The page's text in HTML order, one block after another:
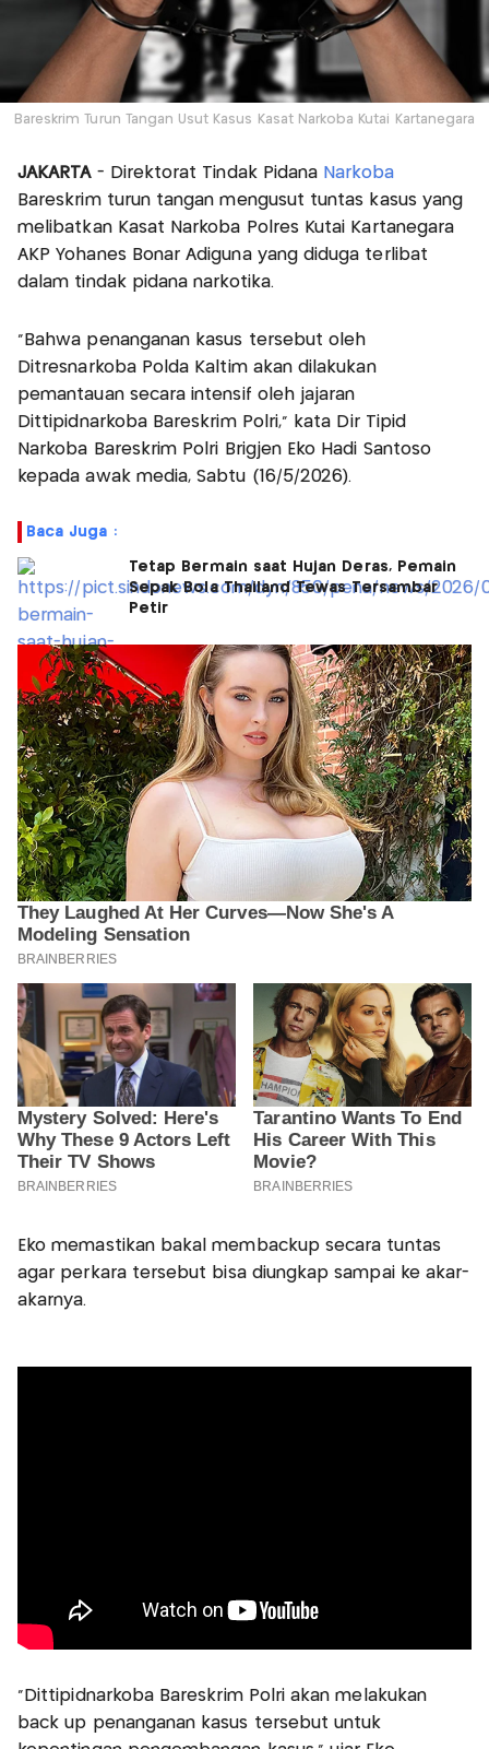
Bareskrim Turun Tangan Usut Kasus Kasat Narkoba Kutai Kartanegara
JAKARTA - Direktorat Tindak Pidana Narkoba
Bareskrim turun tangan mengusut tuntas kasus yang
melibatkan Kasat Narkoba Polres Kutai Kartanegara
AKP Yohanes Bonar Adiguna yang diduga terlibat
dalam tindak pidana narkotika.
"Bahwa penanganan kasus tersebut oleh
Ditresnarkoba Polda Kaltim akan dilakukan
pemantauan secara intensif oleh jajaran
Dittipidnarkoba Bareskrim Polri," kata Dir Tipid
Narkoba Bareskrim Polri Brigjen Eko Hadi Santoso
kepada awak media, Sabtu (16/5/2026).
Baca Juga :
Tetap Bermain saat Hujan Deras, Pemain
Sepak Bola Thailand Tewas Tersambar
Petir
Eko memastikan bakal membackup secara tuntas
agar perkara tersebut bisa diungkap sampai ke akar-
akarnya.
"Dittipidnarkoba Bareskrim Polri akan melakukan
back up penanganan kasus tersebut untuk